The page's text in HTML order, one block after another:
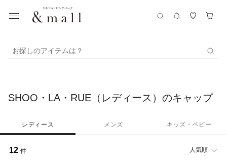
お探しのアイテムは？
SHOO・LA・RUE（レディース）のキャップ
レディース メンズ キッズ・ベビー
12 件 人気順